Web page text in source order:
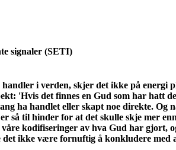
signaler (SETI)
i verden, skjer det ikke på energi
'Hvis det finnes en Gud som har hatt
ha handlet eller skapt noe direkte.
så til hinder for at det skulle skje mer
kodifiseringer av hva Gud har gjort,
ikke være fornuftig å konkludere med